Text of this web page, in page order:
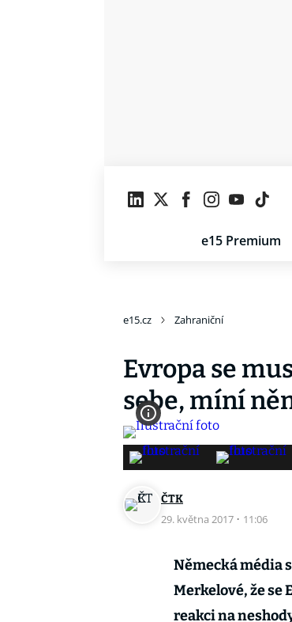
e15 Premium
e15.cz Zahraniční
Evropa se
sebe, míní
ČTK
29. května 2017 · 11:06
Německá média
Merkelové, že se
reakci na